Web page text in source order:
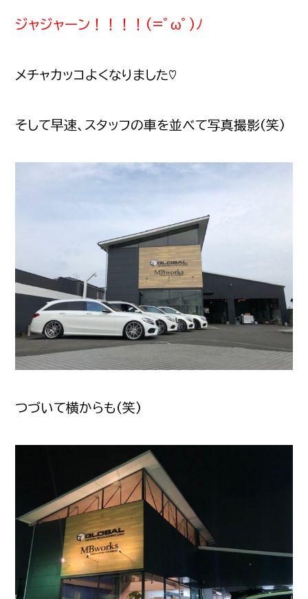
ジャジャーン！！！！(=ﾟωﾟ)ﾉ
メチャカッコよくなりました♡
そして早速、スタッフの車を並べて写真撮影(笑)
つづいて横からも(笑)